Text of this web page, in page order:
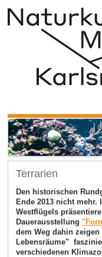
Terrarien
Den historischen
Ende 2013 nicht mehr.
Westflügels
Dauerausstellung
dem Weg dahin
Lebensräume"
verschiedenen